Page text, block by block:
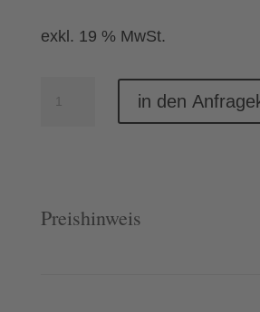
exkl. 19 % MwSt.
in den
Preishinweis